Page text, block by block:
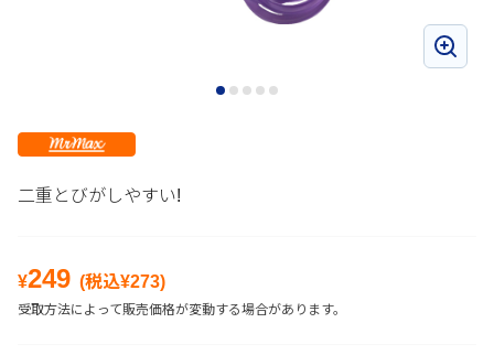
二重とびがしやすい!
¥249 (税込¥273)
受取方法によって販売価格が変動する場合があります。